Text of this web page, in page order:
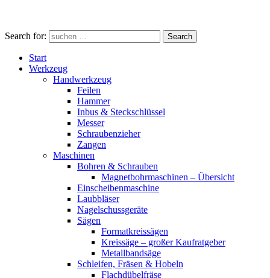
Search for: Search
Start
Werkzeug
Handwerkzeug
Feilen
Hammer
Inbus & Steckschlüssel
Messer
Schraubenzieher
Zangen
Maschinen
Bohren & Schrauben
Magnetbohrmaschinen – Übersicht
Einscheibenmaschine
Laubbläser
Nagelschussgeräte
Sägen
Formatkreissägen
Kreissäge – großer Kaufratgeber
Metallbandsäge
Schleifen, Fräsen & Hobeln
Flachdübelfräse